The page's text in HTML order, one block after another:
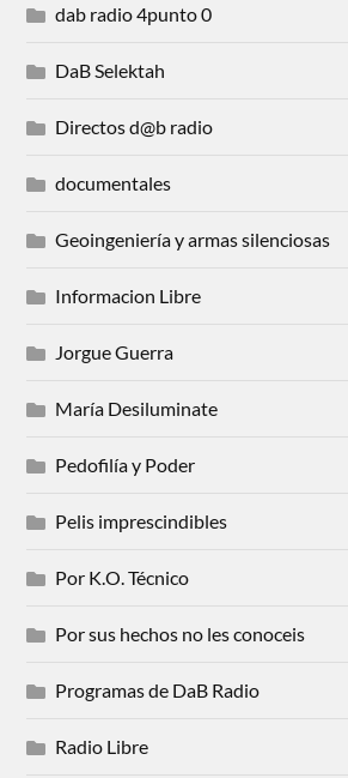
dab radio 4punto 0
DaB Selektah
Directos d@b radio
documentales
Geoingeniería y armas silenciosas
Informacion Libre
Jorgue Guerra
María Desiluminate
Pedofilía y Poder
Pelis imprescindibles
Por K.O. Técnico
Por sus hechos no les conoceis
Programas de DaB Radio
Radio Libre